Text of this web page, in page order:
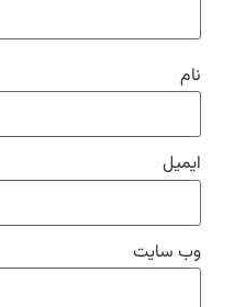
نام
ایمیل
وب‌ سایت